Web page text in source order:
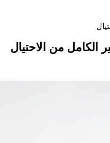
الكامل من الاحتيال